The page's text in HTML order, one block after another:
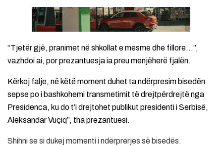
“Tjetër gjë, pranimet në shkollat ​​e mesme dhe fillore…”,
vazhdoi ai, por prezantuesja ia preu menjëherë fjalën.
Kërkoj falje, në këtë moment duhet ta ndërpresim bisedën
sepse po i bashkohemi transmetimit të drejtpërdrejtë nga
Presidenca, ku do t’i drejtohet publikut presidenti i Serbisë,
Aleksandar Vuçiq”, tha prezantuesi.
Shihni se si dukej momenti i ndërprerjes së bisedës.